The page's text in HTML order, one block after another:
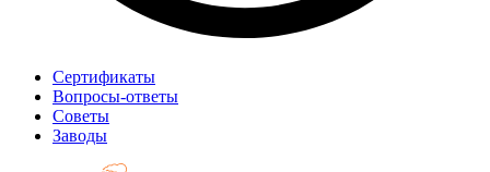
Сертификаты
Вопросы-ответы
Советы
Заводы